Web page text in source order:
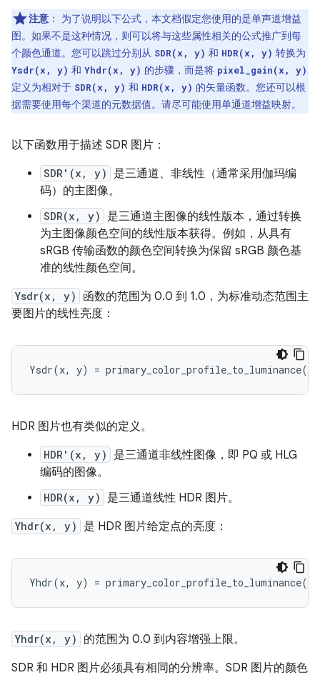
注意 ：
为了说明以下公式，本文档假定您使用的是单声道增益
图。如果不是这种情况，则可以将与这些属性相关的公式推广到每
个颜色通道。您可以跳过分别从 SDR(x, y) 和 HDR(x, y) 转换为
Ysdr(x, y) 和 Yhdr(x, y) 的步骤，而是将 pixel_gain(x, y)
定义为相对于 SDR(x, y) 和 HDR(x, y) 的矢量函数。您还可以根
据需要使用每个渠道的元数据值。请尽可能使用单通道增益映射。
以下函数用于描述 SDR 图片：
SDR'(x, y)
是三通道、非线性（通常采用伽玛编
码）的主图像。
SDR(x, y)
是三通道主图像的线性版本，通过转换
为主图像颜色空间的线性版本获得。例如，从具有
sRGB 传输函数的颜色空间转换为保留 sRGB 颜色基
准的线性颜色空间。
Ysdr(x, y)
函数的范围为 0.0 到 1.0，为标准动态范围主
要图片的线性亮度：
HDR 图片也有类似的定义。
HDR'(x, y)
是三通道非线性图像，即 PQ 或 HLG
编码的图像。
HDR(x, y) 是三通道线性 HDR 图片。
Yhdr(x, y) 是 HDR 图片给定点的亮度：
Yhdr(x, y)
的范围为 0.0 到内容增强上限。
SDR 和 HDR 图片必须具有相同的分辨率。SDR 图片的颜色